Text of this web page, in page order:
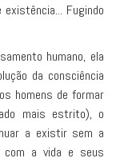
Fugindo
humano, ela
da consciência
homens de formar
mais estrito), o
a existir sem a
com a vida e seus